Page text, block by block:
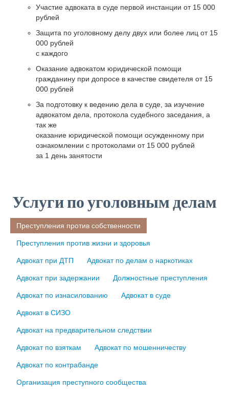
Участие адвоката в суде первой инстанции от 15 000
рублей
Защита по уголовному делу двух или более лиц от 15
000 рублей
с каждого
Оказание адвокатом юридической помощи
гражданину при допросе в качестве свидетеля от 15
000 рублей
За подготовку к ведению дела в суде, за изучение
адвокатом дела, протокола судебного заседания, а
так же
оказание юридической помощи осужденному при
ознакомлении с протоколами от 15 000 рублей
за 1 день занятости
Услуги по уголовным делам
Преступления против собственности
Преступления против жизни и здоровья
Адвокат при ДТП Адвокат по делам о наркотиках
Адвокат при задержании Должностные преступления
Адвокат по изнасилованию Адвокат в суде
Адвокат в СИЗО
Адвокат на предварительном следствии
Адвокат по взяткам Адвокат по мошенничеству
Адвокат по контрабанде
Организация преступного сообщества